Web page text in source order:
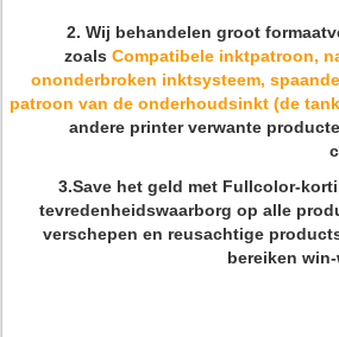
2. Wij behandelen groot
zoals Compatibele inktpatroon,
ononderbroken inktsysteem,
patroon van de onderhoudsinkt (de
andere printer verwante
3.Save het geld met Fullcolor-
tevredenheidswaarborg op alle
verschepen en reusachtige
bereiken